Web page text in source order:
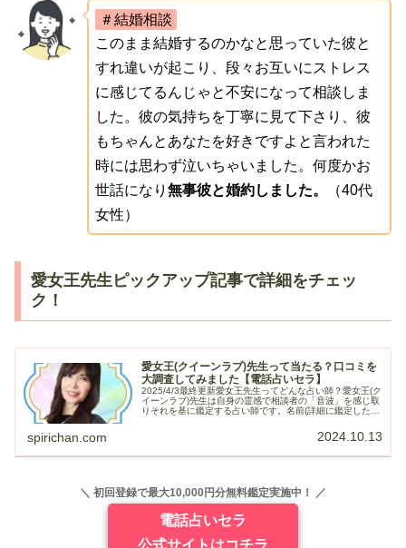
＃結婚相談
このまま結婚するのかなと思っていた彼と
すれ違いが起こり、段々お互いにストレス
に感じてるんじゃと不安になって相談しま
した。彼の気持ちを丁寧に見て下さり、彼
もちゃんとあなたを好きですよと言われた
時には思わず泣いちゃいました。何度かお
世話になり 無事彼と婚約しました。
（40代
女性）
愛女王先生ピックアップ記事で詳細をチェッ
ク！
愛女王(クイーンラブ)先生って当たる？口コミを
大調査してみました【電話占いセラ】
2025/4/3最終更新愛女王先生ってどんな占い師？愛女王(ク
イーンラブ)先生は自身の霊感で相談者の「音波」を感じ取
りそれを基に鑑定する占い師です。名前(詳細に鑑定したい
spirichan.com 2024.10.13
＼ 初回登録で最大10,000円分無料鑑定実施中！ ／
電話占いセラ